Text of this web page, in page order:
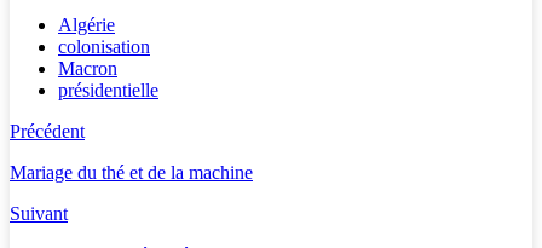
Algérie
colonisation
Macron
présidentielle
Précédent
Mariage du thé et de la machine
Suivant